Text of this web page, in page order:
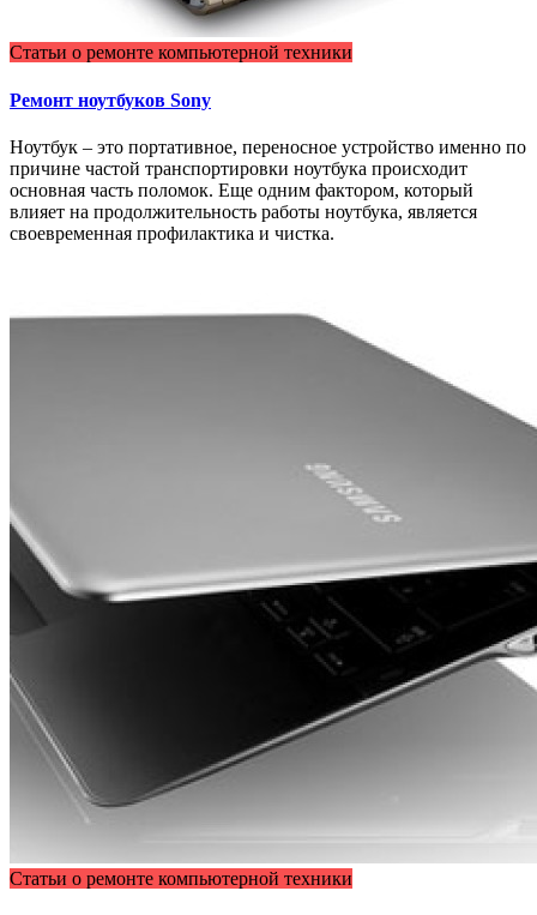
Статьи о ремонте компьютерной техники
Ремонт ноутбуков Sony
Ноутбук – это портативное, переносное устройство именно по
причине частой транспортировки ноутбука происходит
основная часть поломок. Еще одним фактором, который
влияет на продолжительность работы ноутбука, является
своевременная профилактика и чистка.
Статьи о ремонте компьютерной техники